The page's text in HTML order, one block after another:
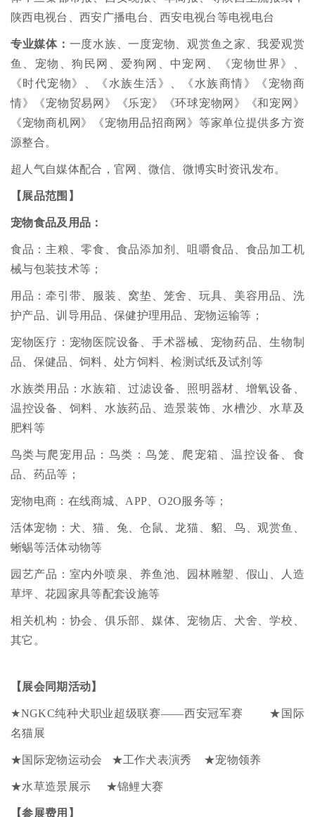
陕西电视台、西安广播电台、西安电视台等电视电台
专业媒体： 一度水族、一度宠物、观赏鱼之家、我爱观赏
鱼、宠物、狗民网、爱狗网、中宠网、《宠物世界》、
《时代宠物》、《水族生活》、《水族商情》《宠物商
情》《宠物贸易网》《乐宠》《环球宠物网》《和宠网》
《宠物商机网》《宠物用品招商网》等家单位提供多方资
源整合。
超人气自媒体配合，官网、微信、微博实时资讯发布。
【展品范围】
宠物食品及用品：
食品：主粮、零食、食品添加剂、咀嚼食品、食品加工机
械与包装技术等；
用品：牵引带、服装、窝垫、笼舍、玩具、美容用品、洗
护产品、训导用品、保健护理用品、宠物运输等；
宠物医疗：宠物医院设备、手术器械、宠物药品、生物制
品、保健品、饲料、处方饲料、检测试纸及试剂等
水族类用品：水族箱、过滤设备、照明器材、增氧设备、
温控设备、饲料、水族药品、造景装饰、水槽沙、水草及
肥料等
鸟类与爬宠用品：鸟类：鸟笼、爬宠箱、温控设备、食
品、药品等；
宠物电商：在线商城、APP、O2O服务等；
活体宠物：犬、猫、兔、仓鼠、龙猫、貂、鸟、观赏鱼、
蜥蜴等活体动物等
园艺产品：室内外喷泉、养鱼池、园林雕塑、假山、人造
草坪、花园家具等配套设施等
相关机构：协会、俱乐部、媒体、宠物店、犬舍、学校、
其它。
【展会同期活动】
★NGKC纯种犬职业超级联赛——西安冠军赛 ★国际
名猫展
★国际宠物运动会 ★工作犬表演秀 ★宠物领养
★水草造景展示 ★锦鲤大赛
【参展费用】